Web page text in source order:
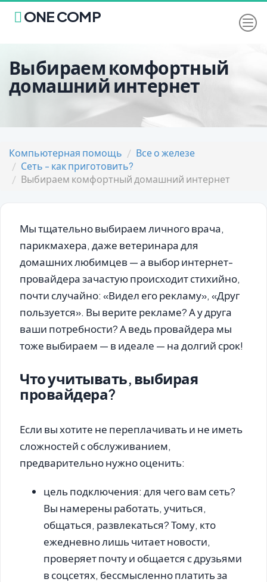
ONE COMP
Выбираем комфортный
домашний интернет
Компьютерная помощь
Все о железе
Сеть - как приготовить?
Выбираем комфортный домашний интернет
Мы тщательно выбираем личного врача,
парикмахера, даже ветеринара для
домашних любимцев — а выбор интернет-
провайдера зачастую происходит стихийно,
почти случайно: «Видел его рекламу», «Друг
пользуется». Вы верите рекламе? А у друга
ваши потребности? А ведь провайдера мы
тоже выбираем — в идеале — на долгий срок!
Что учитывать, выбирая
провайдера?
Если вы хотите не переплачивать и не иметь
сложностей с обслуживанием,
предварительно нужно оценить:
цель подключения: для чего вам сеть?
Вы намерены работать, учиться,
общаться, развлекаться? Тому, кто
ежедневно лишь читает новости,
проверяет почту и общается с друзьями
в соцсетях, бессмысленно платить за